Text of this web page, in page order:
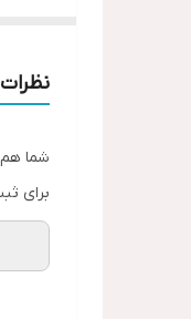
سه رنگ
قهوه ای
آینه
نظرات
شما هم
برای